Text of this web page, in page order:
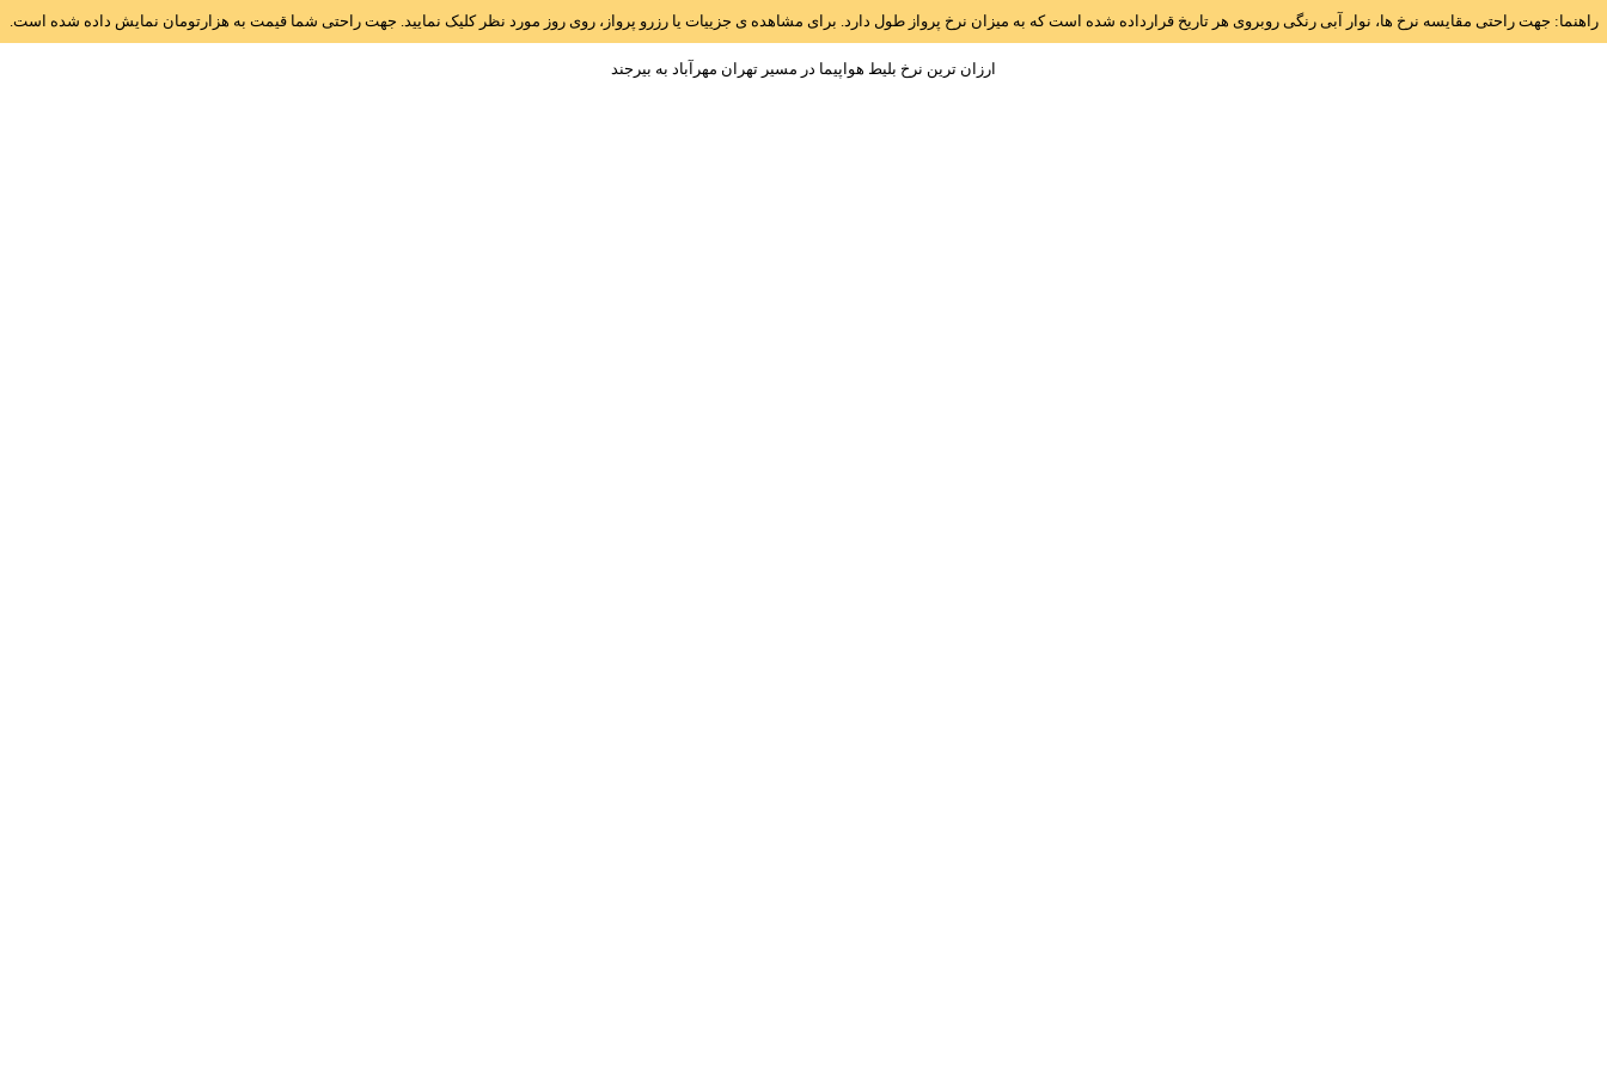
راهنما: جهت راحتی مقایسه نرخ ها، نوار آبی رنگی روبروی هر تاریخ قرارداده شده است که به میزان نرخ پرواز طول دارد. برای مشاهده ی جزییات یا رزرو پرواز، روی روز مورد نظر کلیک نمایید. جهت راحتی شما قیمت به هزارتومان نمایش داده شده است.
ارزان ترین نرخ بلیط هواپیما در مسیر تهران مهرآباد به بيرجند